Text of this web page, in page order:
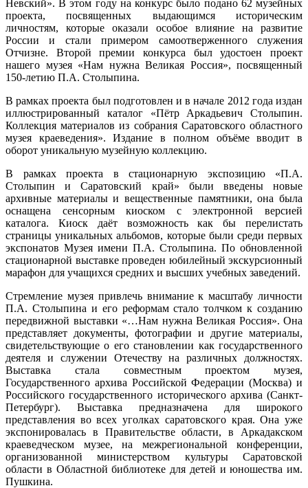
Невский». В этом году на конкурс было подано 62 музейных
проекта, посвященных выдающимся историческим
личностям, которые оказали особое влияние на развитие
России и стали примером самоотверженного служения
Отчизне. Второй премии конкурса был удостоен проект
нашего музея «Нам нужна Великая Россия», посвященный
150-летию П.А. Столыпина.
В рамках проекта был подготовлен и в начале 2012 года издан
иллюстрированный каталог «Пётр Аркадьевич Столыпин.
Коллекция материалов из собрания Саратовского областного
музея краеведения». Издание в полном объёме вводит в
оборот уникальную музейную коллекцию.
В рамках проекта в стационарную экспозицию «П.А.
Столыпин и Саратовский край» были введены новые
архивные материалы и вещественные памятники, она была
оснащена сенсорным киоском с электронной версией
каталога. Киоск даёт возможность как бы перелистать
страницы уникальных альбомов, которые были среди первых
экспонатов Музея имени П.А. Столыпина. По обновленной
стационарной выставке проведен юбилейный экскурсионный
марафон для учащихся средних и высших учебных заведений.
Стремление музея привлечь внимание к масштабу личности
П.А. Столыпина и его реформам стало толчком к созданию
передвижной выставки «…Нам нужна Великая Россия». Она
представляет документы, фотографии и другие материалы,
свидетельствующие о его становлении как государственного
деятеля и служении Отечеству на различных должностях.
Выставка стала совместным проектом музея,
Государственного архива Российской Федерации (Москва) и
Российского государственного исторического архива (Санкт-
Петербург). Выставка предназначена для широкого
представления во всех уголках саратовского края. Она уже
экспонировалась в Правительстве области, в Аркадакском
краеведческом музее, на межрегиональной конференции,
организованной министерством культуры Саратовской
области в Областной библиотеке для детей и юношества им.
Пушкина.